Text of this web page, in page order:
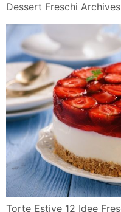
Dessert Freschi
Torte Estive 12 Idee